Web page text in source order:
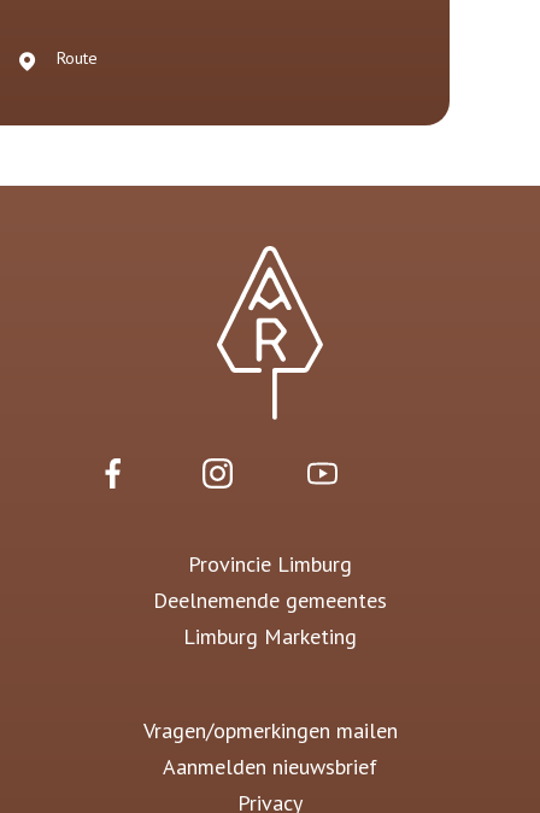
Route
Provincie Limburg
Deelnemende gemeentes
Limburg Marketing
Vragen/opmerkingen mailen
Aanmelden nieuwsbrief
Privacy